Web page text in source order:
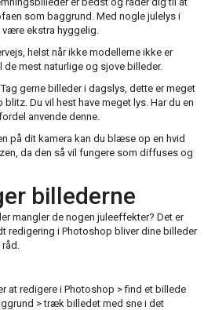
som baggrund. Med nogle julelys i
ekstra hyggelig.
helst når ikke modellerne ikke er
mest naturlige og sjove billeder.
gerne billeder i dagslys, dette er meget
Du vil hest have meget lys. Har du en
anvende denne.
på dit kamera kan du blæse op en hvid
da den så vil fungere som diffuses og
billederne
mangler de nogen juleeffekter? Det er
redigering i Photoshop bliver dine billeder
råd.
at redigere i Photoshop > find et billede
> træk billedet med sne i det